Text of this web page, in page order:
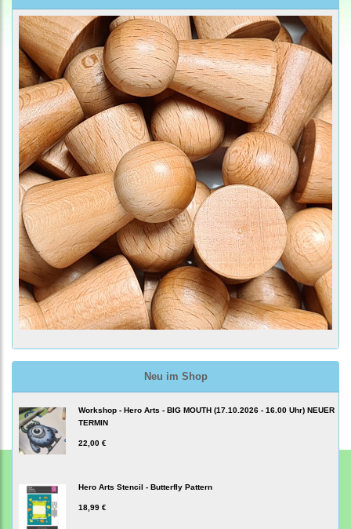
Neu im Shop
Workshop - Hero Arts - BIG MOUTH (17.10.2026 - 16.00 Uhr) NEUER
TERMIN
22,00 €
Hero Arts Stencil - Butterfly Pattern
18,99 €